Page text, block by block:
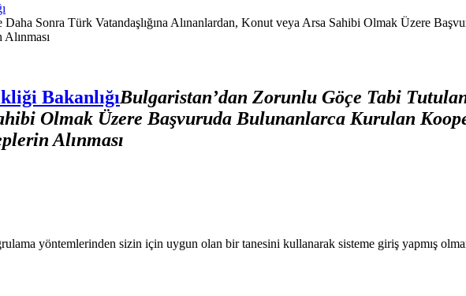
Sonra Türk Vatandaşlığına Alınanlardan, Konut veya Arsa Sahibi Olmak Üzere
BakanlığıBulgaristan’dan Zorunlu Göçe Tabi
Olmak Üzere Başvuruda Bulunanlarca Kurulan
Alınması
yöntemlerinden sizin için uygun olan bir tanesini kullanarak sisteme giriş yapmış